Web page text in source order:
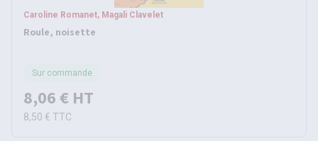
Caroline Romanet, Magali Clavelet
Roule, noisette
Sur commande
8,06 € HT
8,50 € TTC